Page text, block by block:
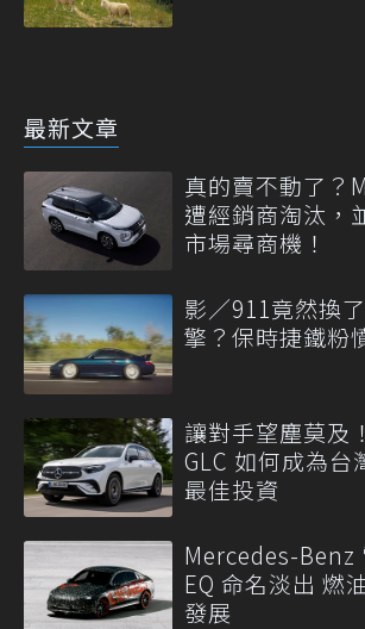
最新文章
真的賣不動了？
遭經銷商淘汰，
市場尋商機！
影／911竟然換
擎？保時捷鐵粉
讓對手望塵莫及
GLC 如何成為台
最佳投資
Mercedes-Benz
EQ 命名淡出 燃
發展